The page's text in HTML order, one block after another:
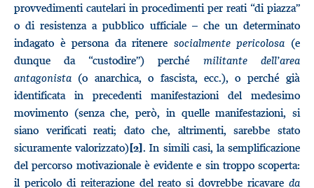
provvedimenti cautelari in procedimenti per reati “di piazza”
o di resistenza a pubblico ufficiale – che un determinato
indagato è persona da ritenere socialmente pericolosa (e
dunque da “custodire”) perché militante dell’area
antagonista (o anarchica, o fascista, ecc.), o perché già
identificata in precedenti manifestazioni del medesimo
movimento (senza che, però, in quelle manifestazioni, si
siano verificati reati; dato che, altrimenti, sarebbe stato
sicuramente valorizzato)[2]. In simili casi, la semplificazione
del percorso motivazionale è evidente e sin troppo scoperta:
il pericolo di reiterazione del reato si dovrebbe ricavare da